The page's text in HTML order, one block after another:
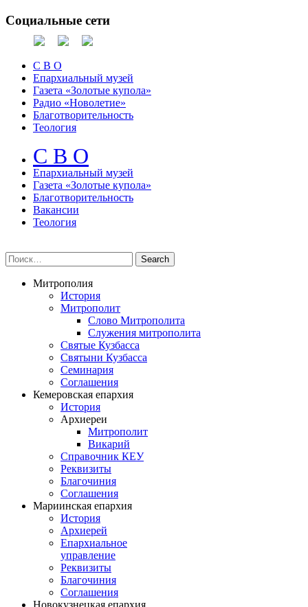
Социальные сети
С В О
Епархиальный музей
Газета «Золотые купола»
Радио «Новолетие»
Благотворительность
Теология
С В О
Епархиальный музeй
Газета «Золотые купола»
Благотворительность
Вакансии
Теология
Митрополия
История
Митрополит
Слово Митрополита
Служения митрополита
Святые Кузбасса
Святыни Кузбасса
Семинария
Соглашения
Кемеровская епархия
История
Архиереи
Митрополит
Викарий
Справочник КЕУ
Реквизиты
Благочиния
Соглашения
Мариинская епархия
История
Архиерей
Епархиальное
управление
Реквизиты
Благочиния
Соглашения